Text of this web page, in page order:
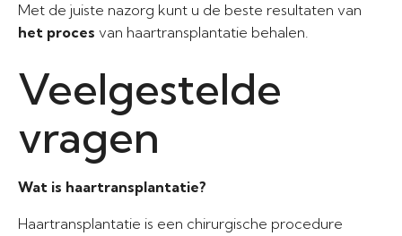
Met de juiste nazorg kunt u de beste resultaten van
het proces van haartransplantatie behalen.
Veelgestelde
vragen
Wat is haartransplantatie?
Haartransplantatie is een chirurgische procedure